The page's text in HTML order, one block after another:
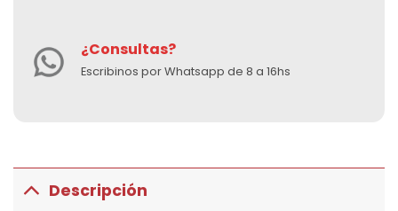
¿Consultas?
Escribinos por Whatsapp de 8 a 16hs
Descripción